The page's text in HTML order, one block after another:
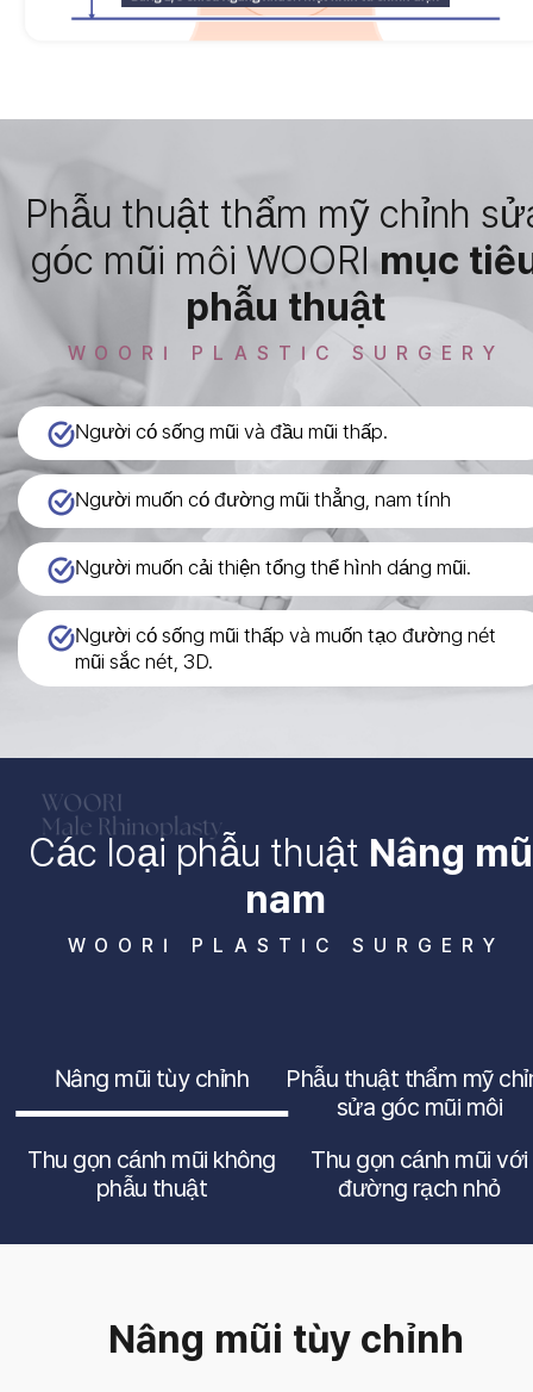
Phẫu thuật thẩm mỹ chỉnh
góc mũi môi WOORImục
phẫu thuật
WOORI PLASTIC SURGERY
Người có sống mũi và đầu mũi thấp.
Người muốn có đường mũi thẳng, nam tính
Người muốn cải thiện tổng thể hình dáng mũi.
Người có sống mũi thấp và muốn tạo đường nét
mũi sắc nét, 3D.
Các loại phẫu thuật Nâng
nam
WOORI PLASTIC SURGERY
Nâng mũi tùy chỉnh
Phẫu thuật thẩm mỹ
sửa góc mũi môi
Thu gọn cánh mũi không
phẫu thuật
Thu gọn cánh mũi với
đường rạch nhỏ
Nâng mũi tùy chỉnh